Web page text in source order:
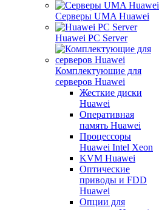
Серверы UMA Huawei
Huawei PC Server
Комплектующие для
серверов Huawei
Жесткие диски
Huawei
Оперативная
память Huawei
Процессоры
Huawei Intel Xeon
KVM Huawei
Оптические
приводы и FDD
Huawei
Опции для